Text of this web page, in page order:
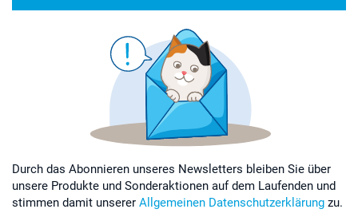
Durch das Abonnieren unseres Newsletters bleiben Sie über
unsere Produkte und Sonderaktionen auf dem Laufenden und
stimmen damit unserer Allgemeinen Datenschutzerklärung zu.